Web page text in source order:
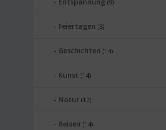
(9)
Feiertagen (8)
Geschichten (14)
Kunst (14)
Natur (12)
Reisen (14)